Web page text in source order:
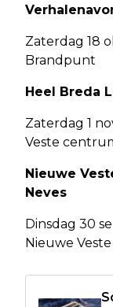
Zaterdag 18
Brandpunt
Heel Breda
Zaterdag 1
Veste
Nieuwe
Neves
Dinsdag 30
Nieuwe